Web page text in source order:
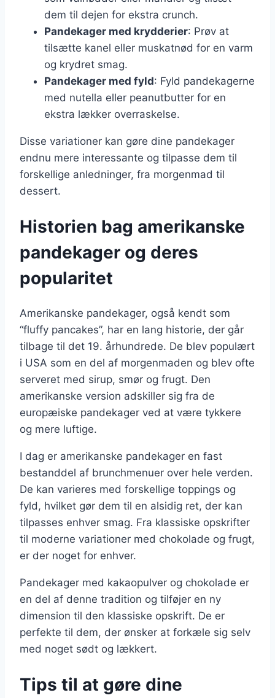
dem til dejen for ekstra crunch.
Pandekager med krydderier: Prøv at
tilsætte kanel eller muskatnød for en varm
og krydret smag.
Pandekager med fyld: Fyld pandekagerne
med nutella eller peanutbutter for en
ekstra lækker overraskelse.
Disse variationer kan gøre dine pandekager
endnu mere interessante og tilpasse dem til
forskellige anledninger, fra morgenmad til
dessert.
Historien bag amerikanske
pandekager og deres
popularitet
Amerikanske pandekager, også kendt som
“fluffy pancakes”, har en lang historie, der går
tilbage til det 19. århundrede. De blev populært
i USA som en del af morgenmaden og blev ofte
serveret med sirup, smør og frugt. Den
amerikanske version adskiller sig fra de
europæiske pandekager ved at være tykkere
og mere luftige.
I dag er amerikanske pandekager en fast
bestanddel af brunchmenuer over hele verden.
De kan varieres med forskellige toppings og
fyld, hvilket gør dem til en alsidig ret, der kan
tilpasses enhver smag. Fra klassiske opskrifter
til moderne variationer med chokolade og frugt,
er der noget for enhver.
Pandekager med kakaopulver og chokolade er
en del af denne tradition og tilføjer en ny
dimension til den klassiske opskrift. De er
perfekte til dem, der ønsker at forkæle sig selv
med noget sødt og lækkert.
Tips til at gøre dine